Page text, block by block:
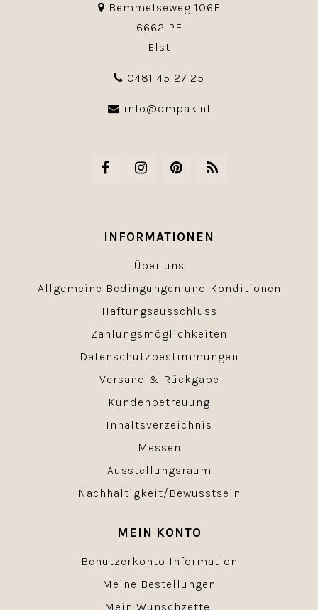
Bemmelseweg 106F
6662 PE
Elst
0481 45 27 25
info@ompak.nl
INFORMATIONEN
Über uns
Allgemeine Bedingungen und Konditionen
Haftungsausschluss
Zahlungsmöglichkeiten
Datenschutzbestimmungen
Versand & Rückgabe
Kundenbetreuung
Inhaltsverzeichnis
Messen
Ausstellungsraum
Nachhaltigkeit/Bewusstsein
MEIN KONTO
Benutzerkonto Information
Meine Bestellungen
Mein Wunschzettel